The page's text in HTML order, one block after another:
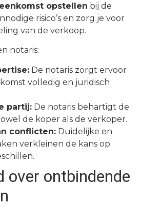
opstellen bij de
risico’s en zorg je voor
van de verkoop.
notaris:
De notaris zorgt ervoor
volledig en juridisch
partij: De notaris behartigt de
de koper als de verkoper.
conflicten: Duidelijke en
verkleinen de kans op
over ontbindende